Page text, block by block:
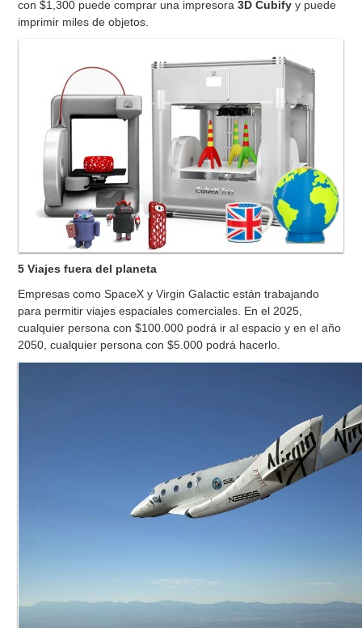
con $1,300 puede comprar una impresora3D Cubify y puede
imprimir miles de objetos.
5 Viajes fuera del planeta
Empresas como SpaceX y Virgin Galactic están trabajando
para permitir viajes espaciales comerciales. En el 2025,
cualquier persona con $100.000 podrá ir al espacio y en el año
2050, cualquier persona con $5.000 podrá hacerlo.